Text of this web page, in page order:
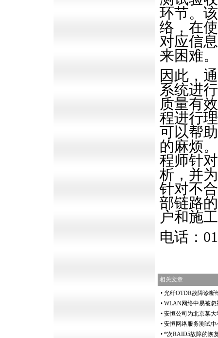
环节。
络，在
对应信
来困难。
因此，
系统进
质量有
程进行
可以帮
的麻烦
程师针
析，并
针对不
部链路
户和施
电话：
相关文章
• 光纤OTDR故障诊断
• WLAN网络中易被
• 安恒公司为北京某
• 安恒网络服务测试
• *次RAID5故障的恢